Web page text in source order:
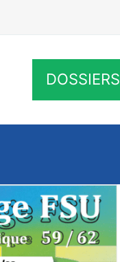
DOSSIERS